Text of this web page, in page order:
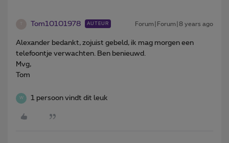
Tom10101978 AUTEUR Forum|Forum|8 years ago
Alexander bedankt, zojuist gebeld, ik mag morgen een
telefoontje verwachten. Ben benieuwd.
Mvg,
Tom
W 1 persoon vindt dit leuk